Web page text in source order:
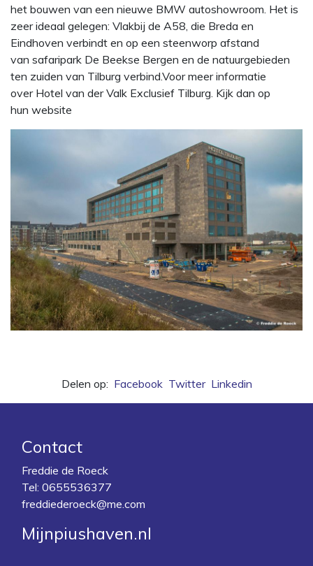
het bouwen van een nieuwe BMW autoshowroom. Het is
zeer ideaal gelegen: Vlakbij de A58, die Breda en
Eindhoven verbindt en op een steenworp afstand
van safaripark De Beekse Bergen en de natuurgebieden
ten zuiden van Tilburg verbind.Voor meer informatie
over Hotel van der Valk Exclusief Tilburg. Kijk dan op
hun website
Delen op: Facebook Twitter Linkedin
Contact
Freddie de Roeck
Tel: 0655536377
freddiederoeck@me.com
Mijnpiushaven.nl